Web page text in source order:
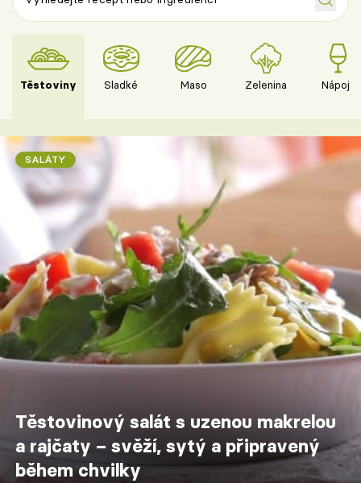
Těstoviny Sladké Maso Zelenina Nápoje
SALÁTY
Těstovinový salát s uzenou makrelou
a rajčaty – svěží, sytý a připravený
během chvilky